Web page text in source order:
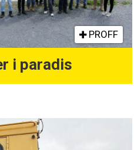
PROFF
i paradis